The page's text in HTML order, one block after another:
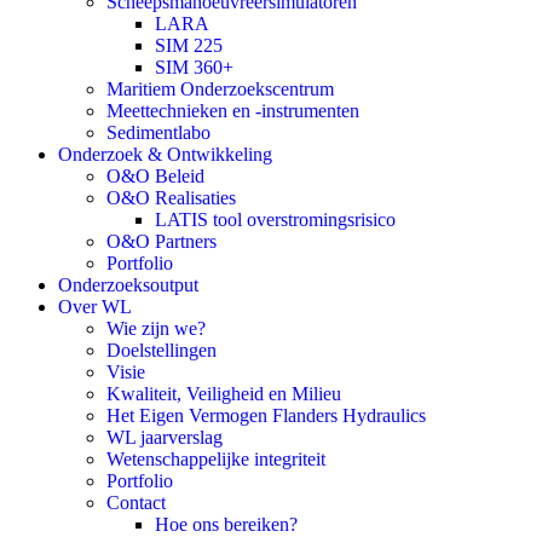
LARA
SIM 225
SIM 360+
Maritiem Onderzoekscentrum
Meettechnieken en -instrumenten
Sedimentlabo
Onderzoek & Ontwikkeling
O&O Beleid
O&O Realisaties
LATIS tool overstromingsrisico
O&O Partners
Portfolio
Onderzoeksoutput
Over WL
Wie zijn we?
Doelstellingen
Visie
Kwaliteit, Veiligheid en Milieu
Het Eigen Vermogen Flanders Hydraulics
WL jaarverslag
Wetenschappelijke integriteit
Portfolio
Contact
Hoe ons bereiken?